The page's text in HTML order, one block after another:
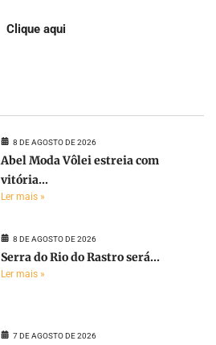
Clique aqui
8 DE AGOSTO DE 2026
Abel Moda Vôlei estreia com
vitória...
Ler mais »
8 DE AGOSTO DE 2026
Serra do Rio do Rastro será...
Ler mais »
7 DE AGOSTO DE 2026